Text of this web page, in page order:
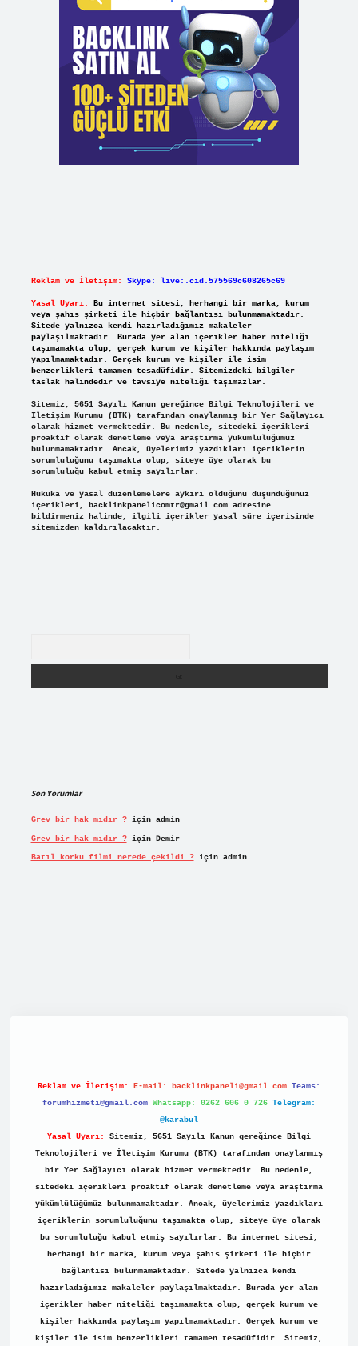
Reklam ve İletişim: Skype: live:.cid.575569c608265c69
Yasal Uyarı:
Bu internet sitesi, herhangi bir marka, kurum
veya şahıs şirketi ile hiçbir bağlantısı bulunmamaktadır.
Sitede yalnızca kendi hazırladığımız makaleler
paylaşılmaktadır. Burada yer alan içerikler haber niteliği
taşımamakta olup, gerçek kurum ve kişiler hakkında paylaşım
yapılmamaktadır. Gerçek kurum ve kişiler ile isim
benzerlikleri tamamen tesadüfidir. Sitemizdeki bilgiler
taslak halindedir ve tavsiye niteliği taşımazlar.
Sitemiz, 5651 Sayılı Kanun gereğince Bilgi Teknolojileri ve
İletişim Kurumu (BTK) tarafından onaylanmış bir Yer Sağlayıcı
olarak hizmet vermektedir. Bu nedenle, sitedeki içerikleri
proaktif olarak denetleme veya araştırma yükümlülüğümüz
bulunmamaktadır. Ancak, üyelerimiz yazdıkları içeriklerin
sorumluluğunu taşımakta olup, siteye üye olarak bu
sorumluluğu kabul etmiş sayılırlar.
Hukuka ve yasal düzenlemelere aykırı olduğunu düşündüğünüz
içerikleri, backlinkpanelicomtr@gmail.comadresine
bildirmeniz halinde, ilgili içerikler yasal süre içerisinde
sitemizden kaldırılacaktır.
Son Yorumlar
Grev bir hak mıdır ?için admin
Grev bir hak mıdır ?için Demir
Batıl korku filmi nerede çekildi ?için admin
Reklam ve İletişim: E-mail: backlinkpaneli@gmail.com Teams:
forumhizmeti@gmail.com Whatsapp: 0262 606 0 726 Telegram:
@karabul
Yasal Uyarı:
Sitemiz, 5651 Sayılı Kanun gereğince Bilgi
Teknolojileri ve İletişim Kurumu (BTK) tarafından onaylanmış
bir Yer Sağlayıcı olarak hizmet vermektedir. Bu nedenle,
sitedeki içerikleri proaktif olarak denetleme veya araştırma
yükümlülüğümüz bulunmamaktadır. Ancak, üyelerimiz yazdıkları
içeriklerin sorumluluğunu taşımakta olup, siteye üye olarak
bu sorumluluğu kabul etmiş sayılırlar. Bu internet sitesi,
herhangi bir marka, kurum veya şahıs şirketi ile hiçbir
bağlantısı bulunmamaktadır. Sitede yalnızca kendi
hazırladığımız makaleler paylaşılmaktadır. Burada yer alan
içerikler haber niteliği taşımamakta olup, gerçek kurum ve
kişiler hakkında paylaşım yapılmamaktadır. Gerçek kurum ve
kişiler ile isim benzerlikleri tamamen tesadüfidir. Sitemiz,